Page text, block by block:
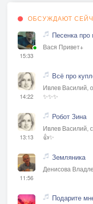
ОБСУЖДАЮТ
15:33
Песенка про
Вася Привет+
14:22
Всё про
Ивлев Василий,
✨✨✨
13:13
Робот Зина
Ивлев Василий,
👍✨
11:56
Земляника
Денисова
Подарите